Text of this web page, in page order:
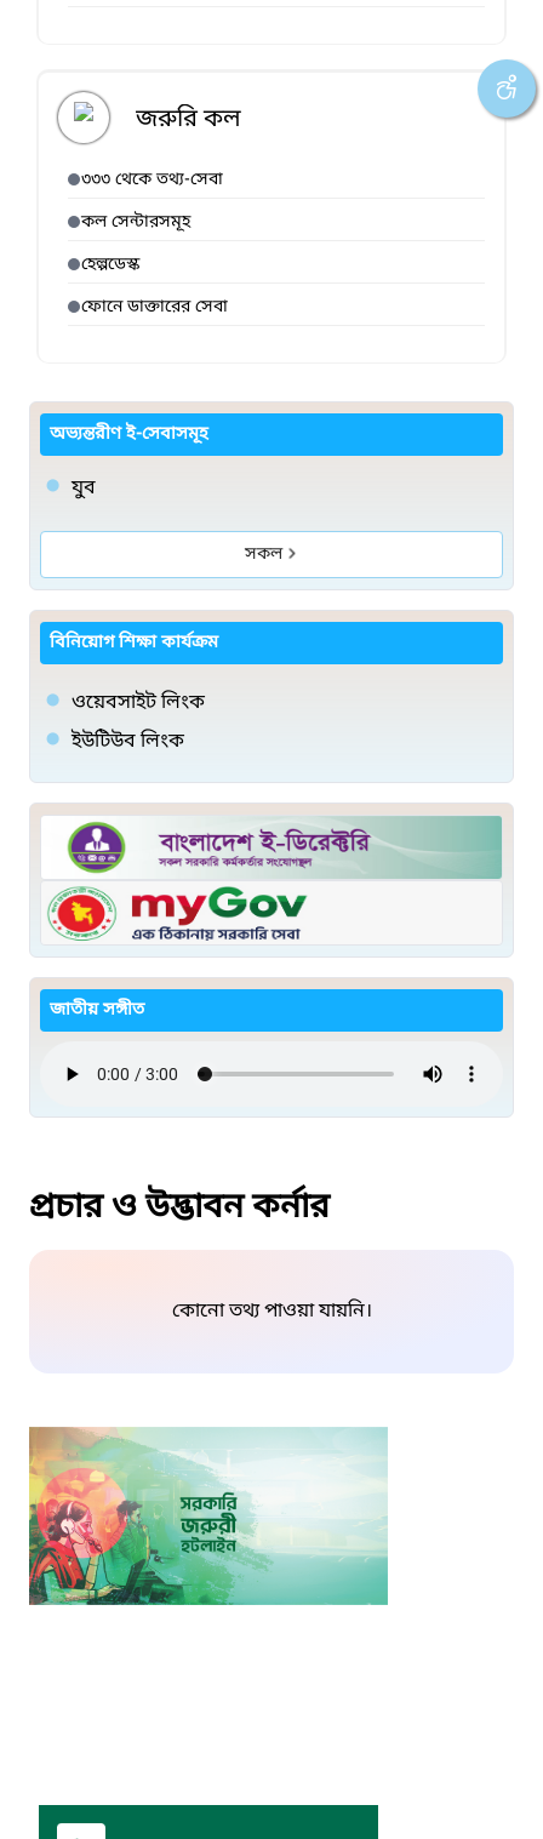
জরুরি কল
৩৩৩ থেকে তথ্য-সেবা
কল সেন্টারসমূহ
হেল্পডেস্ক
ফোনে ডাক্তারের সেবা
অভ্যন্তরীণ ই-সেবাসমূহ
যুব
সকল
বিনিয়োগ শিক্ষা কার্যক্রম
ওয়েবসাইট লিংক
ইউটিউব লিংক
জাতীয় সঙ্গীত
প্রচার ও উদ্ভাবন কর্নার
কোনো তথ্য পাওয়া যায়নি।